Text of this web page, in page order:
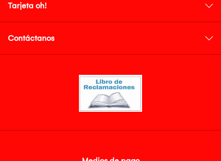
Tarjeta oh!
Contáctanos